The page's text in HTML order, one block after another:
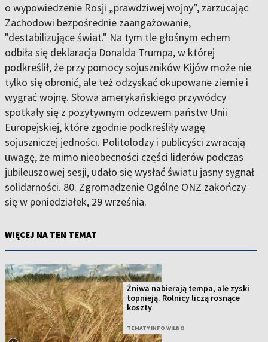
o wypowiedzenie Rosji „prawdziwej wojny”, zarzucając
Zachodowi bezpośrednie zaangażowanie,
"destabilizujące świat." Na tym tle głośnym echem
odbiła się deklaracja Donalda Trumpa, w której
podkreślił, że przy pomocy sojuszników Kijów może nie
tylko się obronić, ale też odzyskać okupowane ziemie i
wygrać wojnę. Słowa amerykańskiego przywódcy
spotkały się z pozytywnym odzewem państw Unii
Europejskiej, które zgodnie podkreśliły wagę
sojuszniczej jedności. Politolodzy i publicyści zwracają
uwagę, że mimo nieobecności części liderów podczas
jubileuszowej sesji, udało się wysłać światu jasny sygnał
solidarności. 80. Zgromadzenie Ogólne ONZ zakończy
się w poniedziałek, 29 września.
WIĘCEJ NA TEN TEMAT
Żniwa nabierają tempa, ale zyski
topnieją. Rolnicy liczą rosnące
koszty
TEMATY INFO WILNO